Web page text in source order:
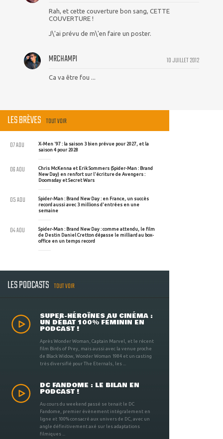
Rah, et cette couverture bon sang, CETTE
COUVERTURE !
J\'ai prévu de m\'en faire un poster.
10 JUILLET 2012
MRCHAMPI
Ca va être fou ...
LES BRÈVES TOUT VOIR
X-Men '97 : la saison 3 bien prévue pour 2027, et la
saison 4 pour 2028
07 AOU
Chris McKenna et Erik Sommers (Spider-Man : Brand
New Day) en renfort sur l'écriture de Avengers :
Doomsday et Secret Wars
06 AOU
Spider-Man : Brand New Day : en France, un succès
record aussi avec 3 millions d'entrées en une
semaine
05 AOU
Spider-Man : Brand New Day : comme attendu, le film
de Destin Daniel Cretton dépasse le milliard au box-
office en un temps record
04 AOU
LES PODCASTS TOUT VOIR
SUPER-HÉROÏNES AU CINÉMA :
UN DÉBAT 100% FÉMININ EN
PODCAST !
Après Wonder Woman, Captain Marvel, et le récent
film Birds of Prey, mais aussi avec la venue proche
de Black Widow, Wonder Woman 1984 et un casting
très diversifié pour The Eternals, les ...
DC FANDOME : LE BILAN EN
PODCAST !
Au cours du weekend passé se tenait le DC
Fandome, premier évènement intégralement en
ligne et 100% consacré aux univers de DC, avec un
angle définitivement axé sur les adaptations
filmiques ...